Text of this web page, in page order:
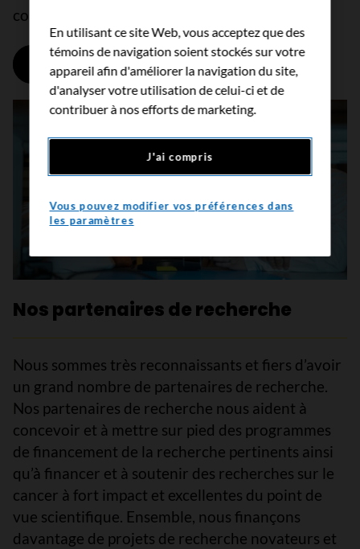
consultatif sur la recherche (CCR).
Apprenez-en plus
Nos partenaires de recherche
Nous sommes très reconnaissants et fiers d’avoir
un grand nombre de partenaires de recherche.
Nos partenaires de recherche nous aident à
concevoir et à mettre sur pied des programmes
de financement de la recherche pertinents ainsi
qu’à financer et à soutenir des recherches sur le
cancer à fort impact et excellentes du point de
vue scientifique. Ensemble, nous finançons
davantage de projets de recherche novateurs et
En utilisant ce site Web, vous acceptez que des
témoins de navigation soient stockés sur votre
appareil afin d'améliorer la navigation du site,
d'analyser votre utilisation de celui-ci et de
contribuer à nos efforts de marketing.
J'ai compris
Vous pouvez modifier vos préférences dans
les paramètres